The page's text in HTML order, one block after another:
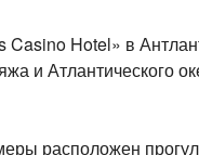
Hotel» в
и Атлантического
расположен